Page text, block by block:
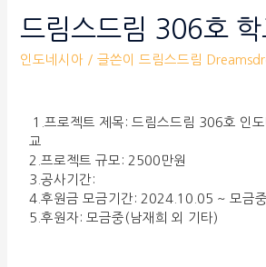
드림스드림 306호
인도네시아 / 글쓴이드림스드림
1.프로젝트 제목: 드림스드림 306호 인
교
2.프로젝트 규모: 2500만원
3.공사기간:
4.후원금 모금기간: 2024.10.05 ~ 모금중
5.후원자: 모금중(남재희 외 기타)